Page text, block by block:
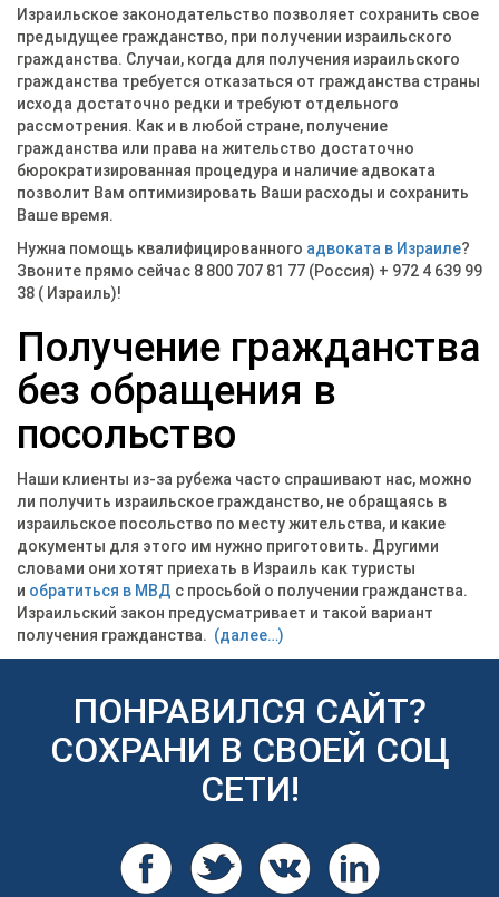
Израильское законодательство позволяет сохранить свое
предыдущее гражданство, при получении израильского
гражданства. Случаи, когда для получения израильского
гражданства требуется отказаться от гражданства страны
исхода достаточно редки и требуют отдельного
рассмотрения. Как и в любой стране, получение
гражданства или права на жительство достаточно
бюрократизированная процедура и наличие адвоката
позволит Вам оптимизировать Ваши расходы и сохранить
Ваше время.
Нужна помощь квалифицированного адвоката в Израиле?
Звоните прямо сейчас 8 800 707 81 77 (Россия) + 972 4 639 99
38 ( Израиль)!
Получение гражданства
без обращения в
посольство
Наши клиенты из-за рубежа часто спрашивают нас, можно
ли получить израильское гражданство, не обращаясь в
израильское посольство по месту жительства, и какие
документы для этого им нужно приготовить. Другими
словами они хотят приехать в Израиль как туристы
и обратиться в МВД с просьбой о получении гражданства.
Израильский закон предусматривает и такой вариант
получения гражданства. (далее…)
ПОНРАВИЛСЯ САЙТ?
СОХРАНИ В СВОЕЙ СОЦ
СЕТИ!